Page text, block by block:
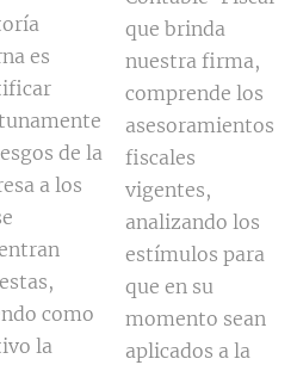
es
de la
a los
como
la
que brinda
nuestra firma,
comprende los
asesoramientos
fiscales
vigentes,
analizando los
estímulos para
que en su
momento sean
aplicados a la